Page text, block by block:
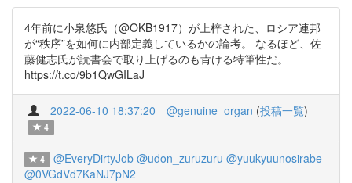
4年前に小泉悠氏（@OKB1917）が上梓された、ロシア連邦
が“秩序”を如何に内部定義しているかの論考。 なるほど、佐
藤健志氏が読書会で取り上げるのも肯ける特筆性だ。
https://t.co/9b1QwGILaJ
2022-06-10 18:37:20 @genuine_organ (投稿一覧)
4
4 @EveryDirtyJob @udon_zuruzuru @yuukyuunosirabe
@0VGdVd7KaNJ7pN2